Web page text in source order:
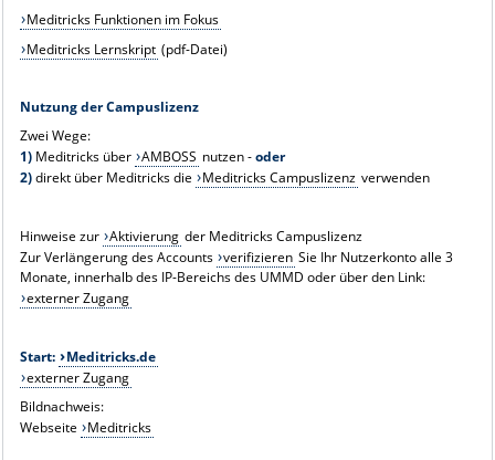
Meditricks Funktionen im Fokus
Meditricks Lernskript (pdf-Datei)
Nutzung der Campuslizenz
Zwei Wege:
1)Meditricks über AMBOSS nutzen -oder
2)direkt über Meditricks die Meditricks Campuslizenz verwenden
Hinweise zur Aktivierung der Meditricks Campuslizenz
Zur Verlängerung des Accounts verifizieren Sie Ihr Nutzerkonto alle 3
Monate, innerhalb des IP-Bereichs des UMMD oder über den Link:
externer Zugang
Start:
Meditricks.de
externer Zugang
Bildnachweis:
Webseite
Meditricks